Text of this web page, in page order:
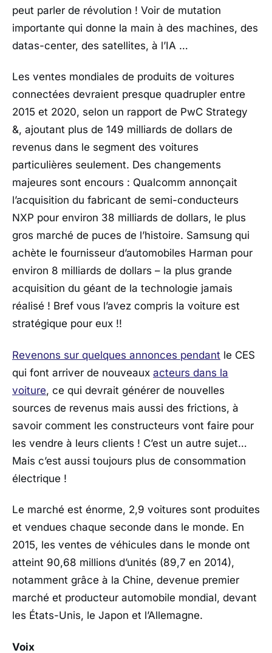
peut parler de révolution ! Voir de mutation
importante qui donne la main à des machines, des
datas-center, des satellites, à l’IA …
Les ventes mondiales de produits de voitures
connectées devraient presque quadrupler entre
2015 et 2020, selon un rapport de PwC Strategy
&, ajoutant plus de 149 milliards de dollars de
revenus dans le segment des voitures
particulières seulement. Des changements
majeures sont encours : Qualcomm annonçait
l’acquisition du fabricant de semi-conducteurs
NXP pour environ 38 milliards de dollars, le plus
gros marché de puces de l’histoire. Samsung qui
achète le fournisseur d’automobiles Harman pour
environ 8 milliards de dollars – la plus grande
acquisition du géant de la technologie jamais
réalisé ! Bref vous l’avez compris la voiture est
stratégique pour eux !!
Revenons sur quelques annonces pendant le CES
qui font arriver de nouveaux acteurs dans la
voiture, ce qui devrait générer de nouvelles
sources de revenus mais aussi des frictions, à
savoir comment les constructeurs vont faire pour
les vendre à leurs clients ! C’est un autre sujet…
Mais c’est aussi toujours plus de consommation
électrique !
Le marché est énorme, 2,9 voitures sont produites
et vendues chaque seconde dans le monde. En
2015, les ventes de véhicules dans le monde ont
atteint 90,68 millions d’unités (89,7 en 2014),
notamment grâce à la Chine, devenue premier
marché et producteur automobile mondial, devant
les États-Unis, le Japon et l’Allemagne.
Voix